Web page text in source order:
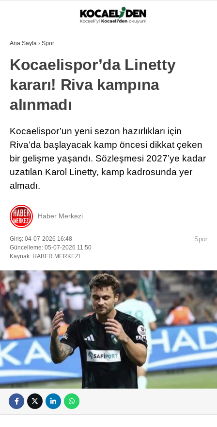
Ana Sayfa › Spor
Kocaelispor’da Linetty
kararı! Riva kampına
alınmadı
Kocaelispor’un yeni sezon hazırlıkları için
Riva’da başlayacak kamp öncesi dikkat çeken
bir gelişme yaşandı. Sözleşmesi 2027’ye kadar
uzatılan Karol Linetty, kamp kadrosunda yer
almadı.
Haber Merkezi
Giriş: 04-07-2026 16:48
Güncelleme: 05-07-2026 11:50
Kaynak: HABER MERKEZI
Spor